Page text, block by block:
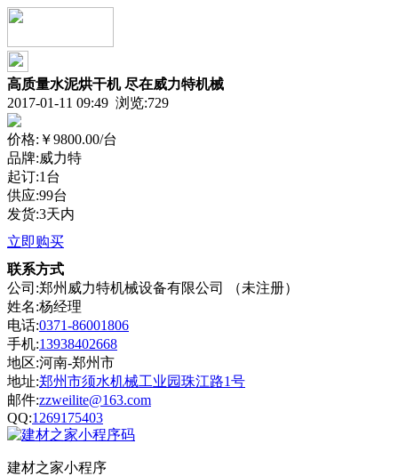
高质量水泥烘干机 尽在威力特机械
2017-01-11 09:49 浏览:729
价格: ￥9800.00/台
品牌:威力特
起订:1台
供应:99台
发货:3天内
立即购买
联系方式
公司:郑州威力特机械设备有限公司 （未注册）
姓名:杨经理
电话:0371-86001806
手机:13938402668
地区:河南-郑州市
地址:郑州市须水机械工业园珠江路1号
邮件:zzweilite@163.com
QQ:1269175403
建材之家小程序